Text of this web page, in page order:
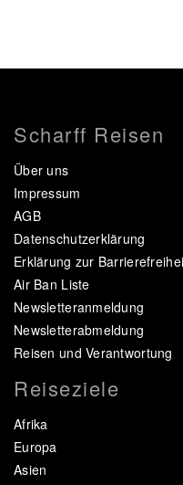
Scharff Reisen
Über uns
Impressum
AGB
Datenschutzerklärung
Erklärung zur
Air Ban Liste
Newsletteranmeldung
Newsletterabmeldung
Reisen und Verantwortung
Reiseziele
Afrika
Europa
Asien